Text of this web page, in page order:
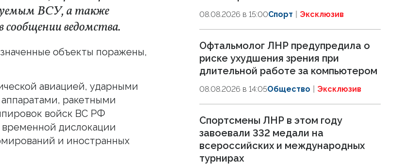
ВСУ, а также
ведомства.
объекты поражены,
авиацией, ударными
ракетными
войск ВС РФ
дислокации
и иностранных
08.08.2026 в 15:00Спорт Эксклюзив
Офтальмолог ЛНР предупредила о
риске ухудшения зрения при
длительной работе за компьютером
08.08.2026 в 14:05Общество Эксклюзив
Спортсмены ЛНР в этом году
завоевали 332 медали на
всероссийских и международных
турнирах